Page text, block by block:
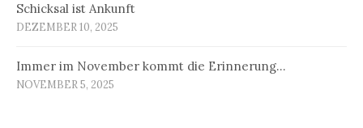
Schicksal ist Ankunft
DEZEMBER 10, 2025
Immer im November kommt die Erinnerung…
NOVEMBER 5, 2025